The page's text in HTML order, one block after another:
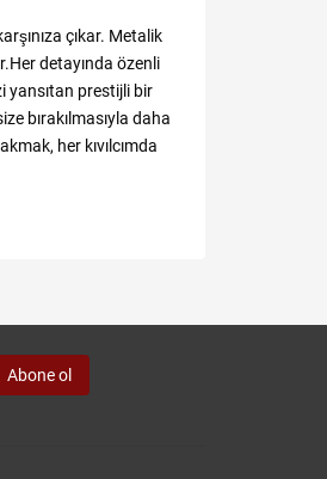
çıkar. Metalik
detayında özenli
yansıtan prestijli bir
bırakılmasıyla daha
her kıvılcımda
Abone ol